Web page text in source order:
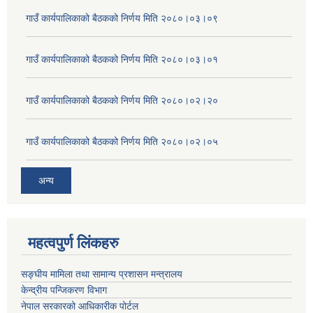
गाउँ कार्यपालिकाको बैठकको निर्णय मिति २०८०।०३।०९
गाउँ कार्यपालिकाको बैठकको निर्णय मिति २०८०।०३।०१
गाउँ कार्यपालिकाको बैठकको निर्णय मिति २०८०।०२।२०
गाउँ कार्यपालिकाको बैठकको निर्णय मिति २०८०।०२।०५
अन्य
महत्वपुर्ण लिंकहरु
सङ्घीय मामिला तथा सामान्य प्रशासन मन्त्रालय
केन्द्रीय पन्जिकरण विभाग
नेपाल सरकारको आधिकारीक पोर्टल